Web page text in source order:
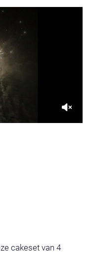
cakeset van 4